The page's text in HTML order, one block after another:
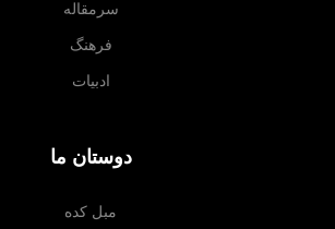
سرمقاله
فرهنگ
ادبیات
دوستان ما
مبل کده